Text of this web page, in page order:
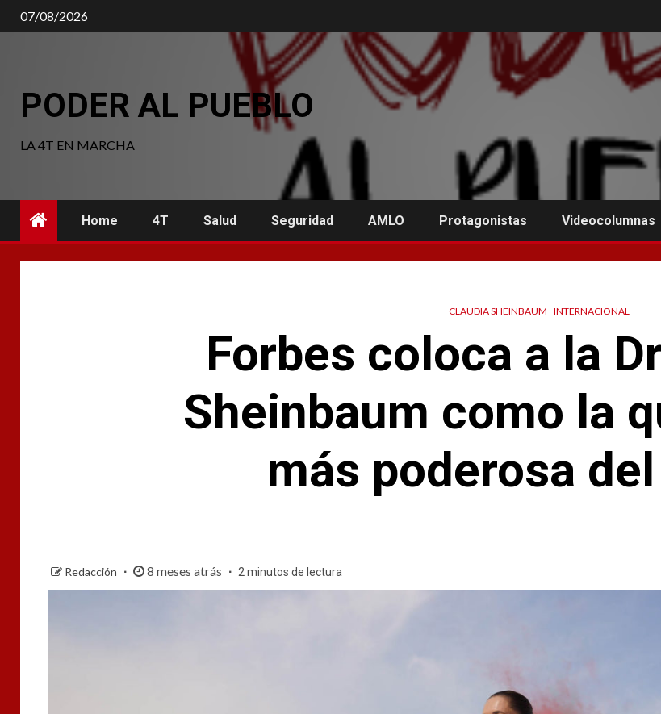
Saltar
al
07/08/2026
PODER AL PUEBLO
LA 4T EN MARCHA
Home 4T Salud Seguridad AMLO Protagonistas Videocolumnas
CLAUDIA SHEINBAUM INTERNACIONAL
Forbes coloca a la
Sheinbaum como la
más poderosa
Redacción 8 meses atrás 2 minutos de lectura